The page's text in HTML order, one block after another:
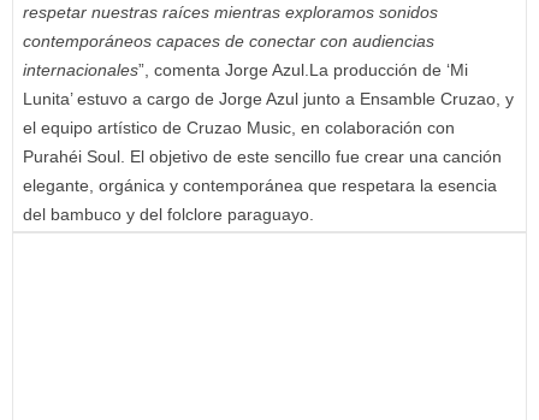
respetar nuestras raíces mientras exploramos sonidos
contemporáneos capaces de conectar con audiencias
internacionales”, comenta Jorge Azul.La producción de ‘Mi
Lunita’ estuvo a cargo de Jorge Azul junto a Ensamble Cruzao, y
el equipo artístico de Cruzao Music, en colaboración con
Purahéi Soul. El objetivo de este sencillo fue crear una canción
elegante, orgánica y contemporánea que respetara la esencia
del bambuco y del folclore paraguayo.